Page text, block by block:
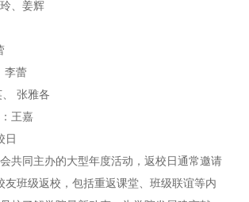
、姜辉
李蕾
张雅各
王嘉
日
共同主办的大型年度活动，返校日通常邀请
友班级返校，包括重返课堂、班级联谊等内